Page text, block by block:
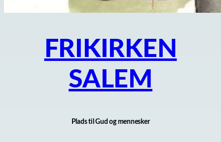
FRIKIRKEN
SALEM
Plads til Gud og mennesker